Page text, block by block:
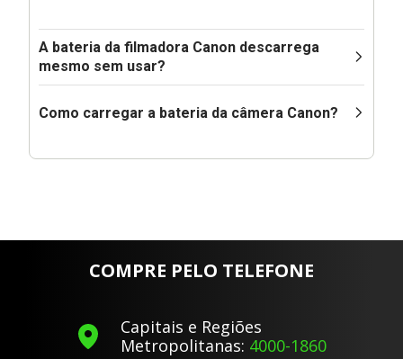
A bateria da filmadora Canon descarrega
mesmo sem usar?
Como carregar a bateria da câmera Canon?
COMPRE PELO TELEFONE
Capitais e Regiões
Metropolitanas: 4000-1860